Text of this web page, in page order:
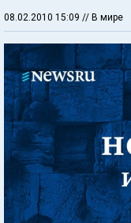
08.02.2010 15:09 // В мире